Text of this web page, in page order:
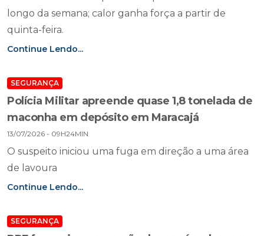
longo da semana; calor ganha força a partir de
quinta-feira.
Continue Lendo...
SEGURANÇA
Polícia Militar apreende quase 1,8 tonelada de
maconha em depósito em Maracajá
13/07/2026 - 09H24MIN
O suspeito iniciou uma fuga em direção a uma área
de lavoura
Continue Lendo...
SEGURANÇA